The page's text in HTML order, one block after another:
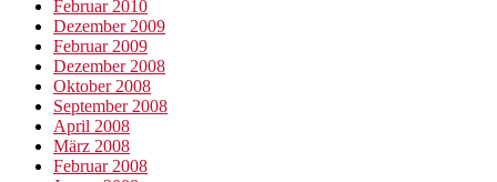
Februar 2010
Dezember 2009
Februar 2009
Dezember 2008
Oktober 2008
September 2008
April 2008
März 2008
Februar 2008